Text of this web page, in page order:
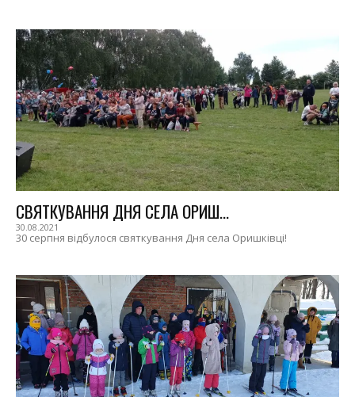
СВЯТКУВАННЯ ДНЯ СЕЛА ОРИШ...
30.08.2021
30 серпня відбулося святкування Дня села Оришківці!